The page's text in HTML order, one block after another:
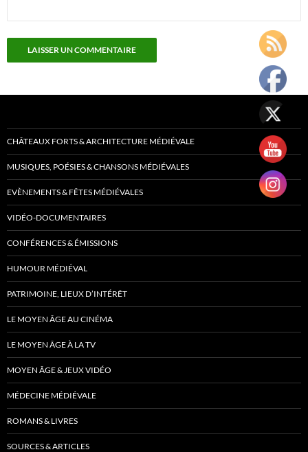
CHÂTEAUX FORTS & ARCHITECTURE MÉDIÉVALE
MUSIQUES, POÉSIES & CHANSONS MÉDIÉVALES
EVÈNEMENTS & FÊTES MÉDIÉVALES
VIDÉO-DOCUMENTAIRES
CONFÉRENCES & ÉMISSIONS
HUMOUR MÉDIÉVAL
PATRIMOINE, LIEUX D’INTÉRÊT
LE MOYEN ÂGE AU CINÉMA
LE MOYEN ÂGE À LA TV
MOYEN ÂGE & JEUX VIDÉO
MÉDECINE MÉDIÉVALE
ROMANS & LIVRES
SOURCES & ARTICLES